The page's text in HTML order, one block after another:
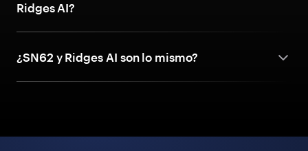
Ridges AI?
¿SN62 y Ridges AI son lo mismo?